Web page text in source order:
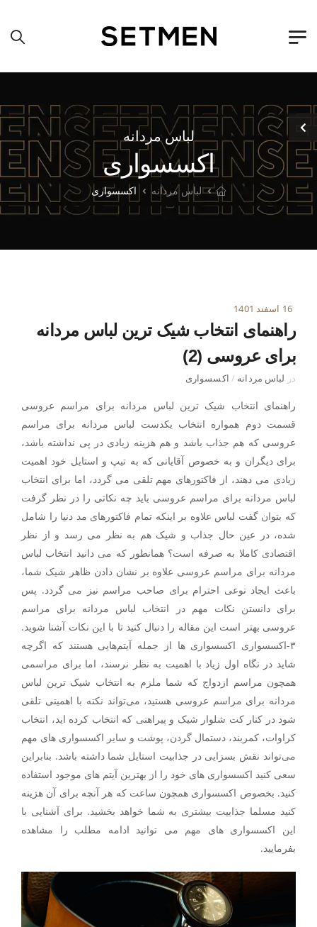
لباس مردانه
اکسسواری
لباس مردانه اکسسواری
16 اسفند 1401
راهنمای انتخاب شیک ترین لباس مردانه
برای عروسی (2)
در لباس مردانه / اکسسواری
راهنمای انتخاب شیک ترین لباس مردانه برای مراسم عروسی
قسمت دوم همواره انتخاب یکدست لباس مردانه برای مراسم
عروسی که هم جذاب باشد و هم هزینه زیادی در پی نداشته باشد،
برای دیگران و به خصوص آقایانی که به تیپ و استایل خود اهمیت
زیادی می دهند، از فاکتورهای مهم تلقی می گردد، اما برای انتخاب
لباس مردانه برای مراسم عروسی باید چه نکاتی را در نظر گرفت
که بتوان گفت لباس علاوه بر اینکه تمام فاکتورهای مد دنیا را شامل
شده، در عین حال جذاب و شیک هم به نظر می رسد و از نظر
اقتصادی کاملا به صرفه است؟ همانطور که می دانید انتخاب لباس
مردانه برای مراسم عروسی علاوه بر نشان دادن ظاهر شیک شما،
باعث ایجاد نوعی احترام برای صاحب مراسم نیز می گردد. پس
برای دانستن نکات مهم در انتخاب لباس مردانه برای مراسم
عروسی بهتر است این مقاله را دنبال کنید تا با این نکات آشنا شوید.
۳-اکسسواری اکسسواری ها از جمله آیتم‌هایی هستند که اگرچه
شاید در نگاه اول زیاد با اهمیت به نظر نرسند، اما برای مراسمی
همچون مراسم ازدواج که شما ملزم به انتخاب شیک ترین لباس
مردانه برای مراسم عروسی هستید، می‌تواند نکته با اهمیتی تلقی
شود‌ در کنار کت شلوار شیک و پیراهنی که انتخاب کرده اید، انتخاب
کراوات، کمربند، دستمال گردن، پوشت و سایر اکسسواری های مهم
می‌تواند نقش بسزایی در جذابیت استایل شما داشته باشد. بنابراین
سعی کنید اکسسواری های خود را از بهترین آیتم های موجود استفاده
کنید. بخصوص اکسسواری همچون ساعت که هر آنچه برای آن هزینه
کنید مسلما جذابیت بیشتری به شما خواهد بخشید. برای آشنایی با
این اکسسواری های مهم می توانید ادامه مطلب را مشاهده
بفرمایید.